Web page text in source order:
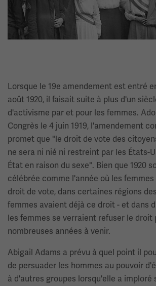
Lorsque le 19e amendement est entré
août 1920, il faisait suite à plus d'un
d'activisme par et pour les femmes.
Congrès le 4 juin 1919, l'amendement
promet que "le droit de vote des
ne sera ni nié ni restreint par les États-
État en raison du sexe". Bien que 1920
célébrée comme l'année où les
droit de vote, dans certaines régions
femmes avaient déjà ce droit - et dans
les femmes se verraient refuser le droit
nombreuses années à venir.
Abigail Adams a prévu à quel point il
de persuader les hommes au pouvoir
à d'autres groupes lorsqu'elle a imploré